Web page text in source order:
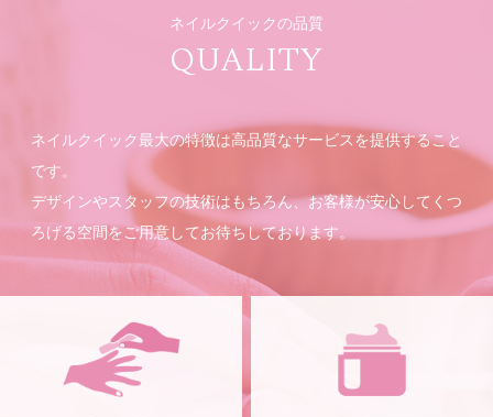
ネイルクイックの品質
QUALITY
ネイルクイック最大の特徴は高品質なサービスを提供すること
です。
デザインやスタッフの技術はもちろん、お客様が安心してくつ
ろげる空間をご用意してお待ちしております。